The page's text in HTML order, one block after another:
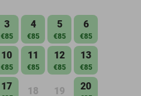
3
€85
4
€85
5
€85
6
€85
10
€85
11
€85
12
€85
13
€85
17 18 19 20